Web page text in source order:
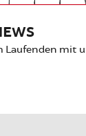
Laufenden mit